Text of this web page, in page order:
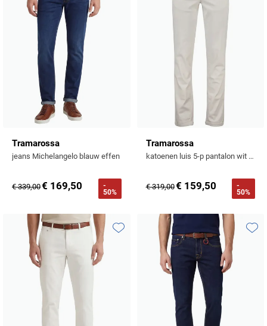
Tramarossa
jeans Michelangelo blauw effen
€ 339,00€ 169,50
-
50%
Tramarossa
katoenen luis 5-p pantalon wit effen slim fit
€ 319,00€ 159,50
-
50%
Toevoegen aan favorieten